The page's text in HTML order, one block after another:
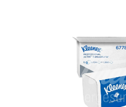
Spender W095184